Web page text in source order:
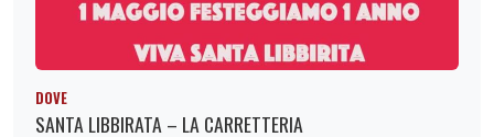
DOVE
SANTA LIBBIRATA – LA CARRETTERIA